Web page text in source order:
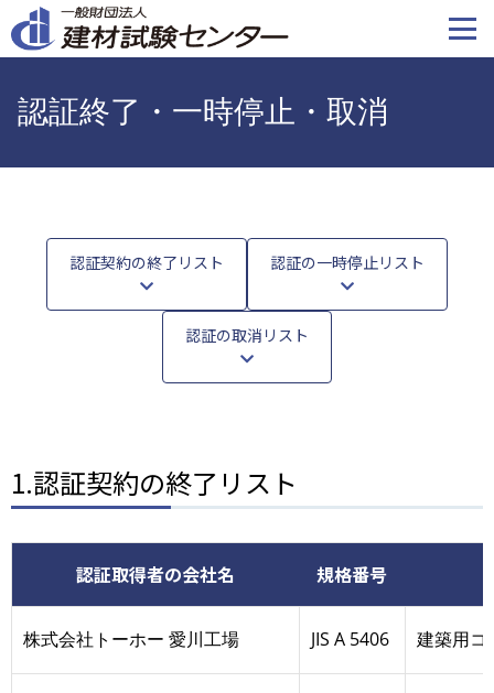
イ
認証終了・一時停止・取消
認証契約の終了リスト 認証の一時停止リスト
認証の取消リスト
1.認証契約の終了リスト
認証取得者の会社名 規格番号
株式会社トーホー 愛川工場 JIS A 5406 建築用コ